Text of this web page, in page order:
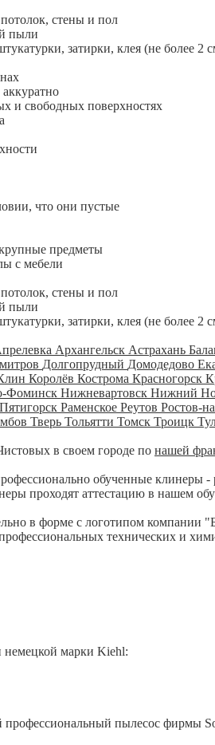
стены и пол
пыли
затирки, клея (не более 2
и свободных поверхностях
что они пустые
предметы
с мебели
стены и пол
пыли
затирки, клея (не более 2
Архангельск Астрахань
Долгопрудный Домодедово
Королёв Кострома Красногорск
Фоминск Нижневартовск Нижний
Пятигорск Раменское Реутов Ростов-
Тверь Тольятти Томск Троицк
в своем городе по нашей
обученные клинеры -
проходят аттестацию в нашем
в форме с логотипом компании
технических и
немецкой марки Kiehl:
пылесос фирмы